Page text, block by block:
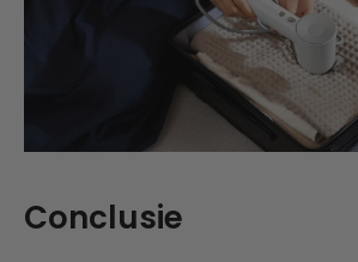
Conclusie